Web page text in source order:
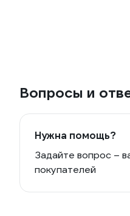
Вопросы и
Нужна помощь?
Задайте вопрос –
покупателей